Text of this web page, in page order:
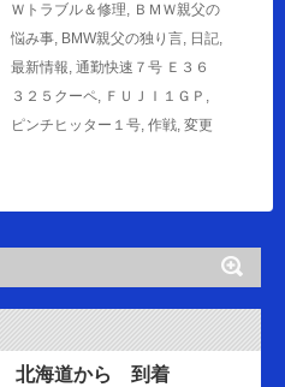
Ｗトラブル＆修理, ＢＭＷ親父の
悩み事, BMW親父の独り言, 日記,
最新情報, 通勤快速７号 Ｅ３６
３２５クーペ, ＦＵＪＩ１ＧＰ ,
ピンチヒッター１号, 作戦, 変更
北海道から 到着